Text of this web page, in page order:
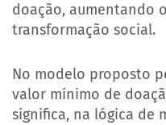
doação, aumentando
transformação social.
No modelo proposto
valor mínimo de
significa, na lógica de